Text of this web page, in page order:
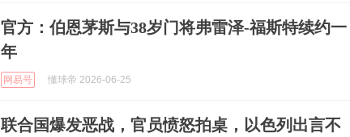
官方：伯恩茅斯与38岁门将弗雷泽-福斯特续约一
年
网易号 懂球帝 2026-06-25
联合国爆发恶战，官员愤怒拍桌，以色列出言不